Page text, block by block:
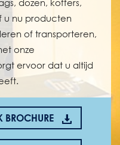
dozen, koffers,
u nu producten
of transporteren,
onze
ervoor dat u altijd